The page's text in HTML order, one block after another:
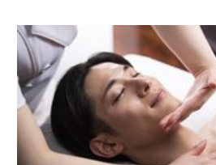
サムライの国 新発売!!太閤
岩田時計舗 ブライダルフ
ラベールミラクリニック
その他記事一覧